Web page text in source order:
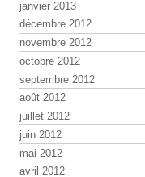
janvier 2013
décembre 2012
novembre 2012
octobre 2012
septembre 2012
août 2012
juillet 2012
juin 2012
mai 2012
avril 2012